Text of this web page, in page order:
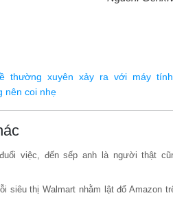
thường xuyên xảy ra với máy
nên coi nhẹ
việc, đến sếp anh là người thật
siêu thị Walmart nhằm lật đổ Amazon